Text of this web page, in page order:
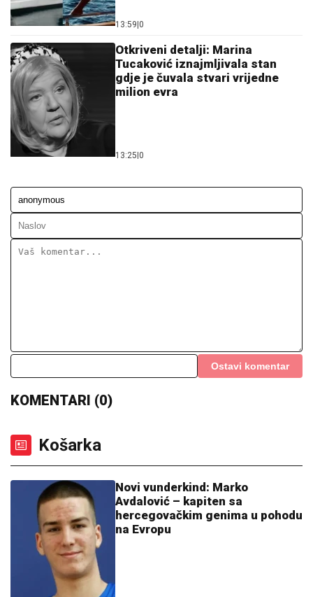
13:59 0
Otkriveni detalji: Marina
Tucaković iznajmljivala stan
gdje je čuvala stvari vrijedne
milion evra
13:25 0
Ostavi komentar
KOMENTARI (0)
Košarka
Novi vunderkind: Marko
Avdalović – kapiten sa
hercegovačkim genima u pohodu
na Evropu